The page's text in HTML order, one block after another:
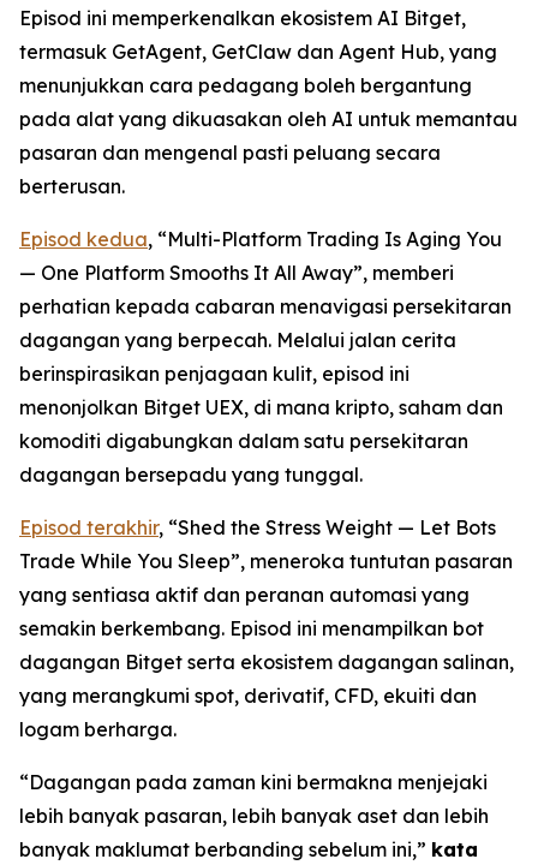
Episod ini memperkenalkan ekosistem AI Bitget,
termasuk GetAgent, GetClaw dan Agent Hub, yang
menunjukkan cara pedagang boleh bergantung
pada alat yang dikuasakan oleh AI untuk memantau
pasaran dan mengenal pasti peluang secara
berterusan.
Episod kedua, “Multi-Platform Trading Is Aging You
— One Platform Smooths It All Away”, memberi
perhatian kepada cabaran menavigasi persekitaran
dagangan yang berpecah. Melalui jalan cerita
berinspirasikan penjagaan kulit, episod ini
menonjolkan Bitget UEX, di mana kripto, saham dan
komoditi digabungkan dalam satu persekitaran
dagangan bersepadu yang tunggal.
Episod terakhir, “Shed the Stress Weight — Let Bots
Trade While You Sleep”, meneroka tuntutan pasaran
yang sentiasa aktif dan peranan automasi yang
semakin berkembang. Episod ini menampilkan bot
dagangan Bitget serta ekosistem dagangan salinan,
yang merangkumi spot, derivatif, CFD, ekuiti dan
logam berharga.
“Dagangan pada zaman kini bermakna menjejaki
lebih banyak pasaran, lebih banyak aset dan lebih
banyak maklumat berbanding sebelum ini,” kata